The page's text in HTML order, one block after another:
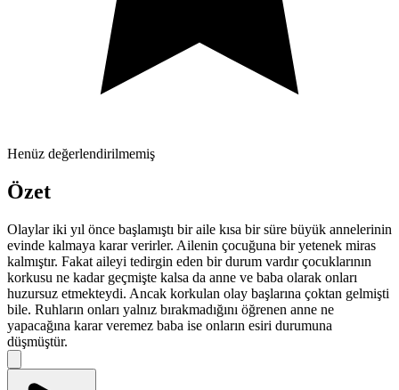
Henüz değerlendirilmemiş
Özet
Olaylar iki yıl önce başlamıştı bir aile kısa bir süre büyük annelerinin
evinde kalmaya karar verirler. Ailenin çocuğuna bir yetenek miras
kalmıştır. Fakat aileyi tedirgin eden bir durum vardır çocuklarının
korkusu ne kadar geçmişte kalsa da anne ve baba olarak onları
huzursuz etmekteydi. Ancak korkulan olay başlarına çoktan gelmişti
bile. Ruhların onları yalnız bırakmadığını öğrenen anne ne
yapacağına karar veremez baba ise onların esiri durumuna
düşmüştür.